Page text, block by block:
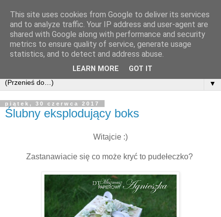
▼
piątek, 30 czerwca 2017
Ślubny eksplodujący boks
Witajcie :)
Zastanawiacie się co może kryć to pudełeczko?
This site uses cookies from Google to deliver its services
and to analyze traffic. Your IP address and user-agent are
shared with Google along with performance and security
metrics to ensure quality of service, generate usage
statistics, and to detect and address abuse.
LEARN MORE GOT IT